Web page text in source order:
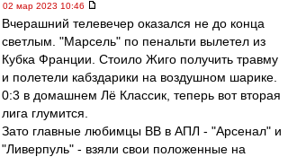
02 мар 2023 10:46
Вчерашний телевечер оказался не до конца
светлым. "Марсель" по пенальти вылетел из
Кубка Франции. Стоило Жиго получить травму
и полетели кабздарики на воздушном шарике.
0:3 в домашнем Лё Классик, теперь вот вторая
лига глумится.
Зато главные любимцы ВВ в АПЛ - "Арсенал" и
"Ливерпуль" - взяли свои положенные на